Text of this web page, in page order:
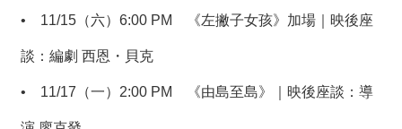
• 11/15（六）6:00 PM 《左撇子女孩》加場｜映後座
談：編劇 西恩・貝克
• 11/17（一）2:00 PM 《由島至島》｜映後座談：導